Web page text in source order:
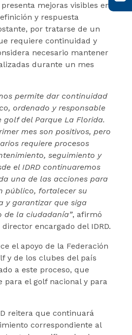
mejoras visibles en
y respuesta
por tratarse de un
requiere continuidad y
necesario mantener
durante un mes
permite dar continuidad
ordenado y responsable
golf del Parque La Florida.
mes son positivos, pero
requiere procesos
seguimiento y
el IDRD continuaremos
una de las acciones para
público, fortalecer su
y garantizar que siga
de la ciudadanía”, afirmó
encargado del IDRD.
el apoyo de la Federación
y de los clubes del país
a este proceso, que
el golf nacional y para
reitera que continuará
correspondiente al